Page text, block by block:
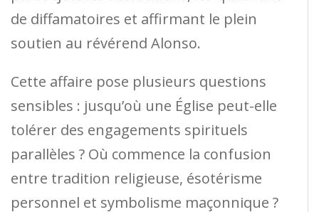
de diffamatoires et affirmant le plein
soutien au révérend Alonso.
Cette affaire pose plusieurs questions
sensibles : jusqu’où une Église peut-elle
tolérer des engagements spirituels
parallèles ? Où commence la confusion
entre tradition religieuse, ésotérisme
personnel et symbolisme maçonnique ?